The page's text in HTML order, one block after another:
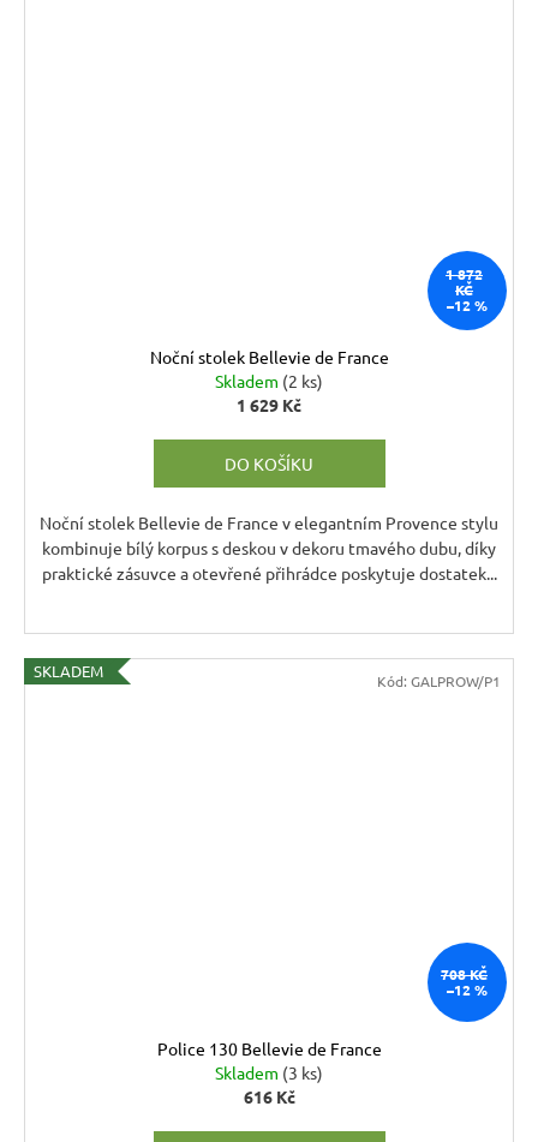
1 872
KČ
–12 %
Noční stolek Bellevie de France
Skladem (2 ks)
1 629 Kč
DO KOŠÍKU
Noční stolek Bellevie de France v elegantním Provence stylu
kombinuje bílý korpus s deskou v dekoru tmavého dubu, díky
praktické zásuvce a otevřené přihrádce poskytuje dostatek...
SKLADEM
708 KČ
–12 %
Police 130 Bellevie de France
Skladem (3 ks)
616 Kč
Kód: GALPROW/P1